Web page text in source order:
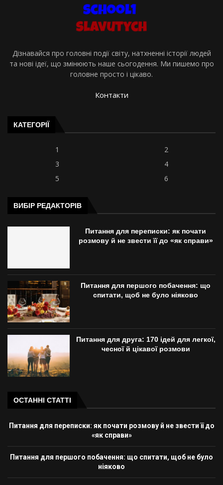
Дізнавайся про головні події світу, натхненні історії людей
та нові ідеї, що змінюють наше сьогодення. Ми пишемо про
головне просто і цікаво.
Контакти
КАТЕГОРІЇ
1
2
3
4
5
6
ВИБІР РЕДАКТОРІВ
Питання для переписки: як почати
розмову й не звести її до «як справи»
Питання для першого побачення: що
спитати, щоб не було ніяково
Питання для друга: 170 ідей для легкої,
чесної й цікавої розмови
ОСТАННІ СТАТТІ
Питання для переписки: як почати розмову й не звести її до
«як справи»
Питання для першого побачення: що спитати, щоб не було
ніяково